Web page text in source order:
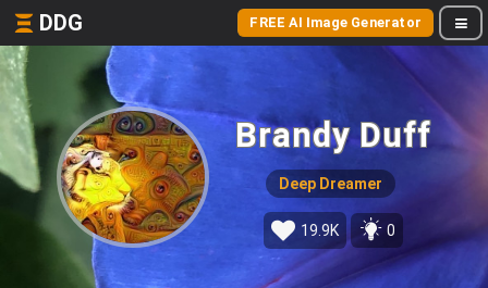
DDG FREE AI Image Generator
Brandy Duff
Deep Dreamer
19.9K 0